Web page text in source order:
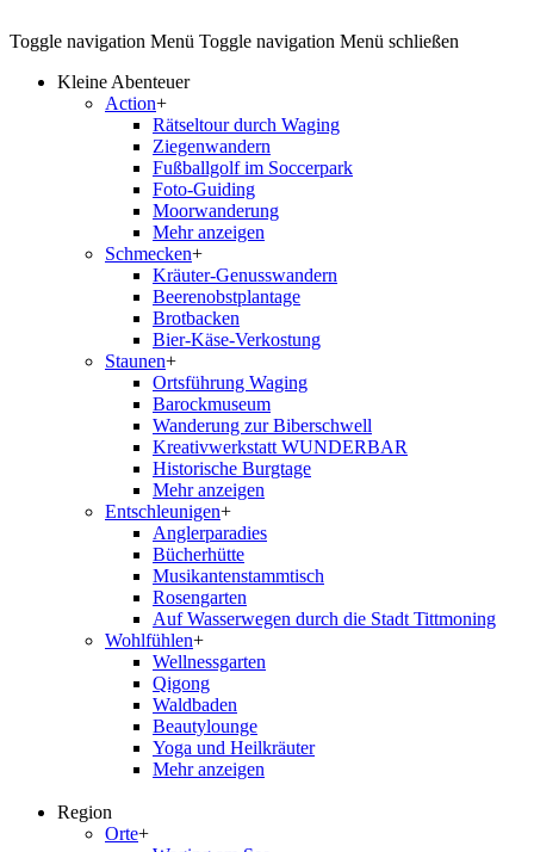
Toggle navigation Menü Toggle navigation Menü schließen
Kleine Abenteuer
Action+
Rätseltour durch Waging
Ziegenwandern
Fußballgolf im Soccerpark
Foto-Guiding
Moorwanderung
Mehr anzeigen
Schmecken+
Kräuter-Genusswandern
Beerenobstplantage
Brotbacken
Bier-Käse-Verkostung
Staunen+
Ortsführung Waging
Barockmuseum
Wanderung zur Biberschwell
Kreativwerkstatt WUNDERBAR
Historische Burgtage
Mehr anzeigen
Entschleunigen+
Anglerparadies
Bücherhütte
Musikantenstammtisch
Rosengarten
Auf Wasserwegen durch die Stadt Tittmoning
Wohlfühlen+
Wellnessgarten
Qigong
Waldbaden
Beautylounge
Yoga und Heilkräuter
Mehr anzeigen
Region
Orte+